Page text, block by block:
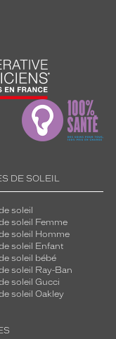
DE SOLEIL
soleil
soleil Femme
soleil Homme
soleil Enfant
soleil bébé
soleil Ray-Ban
soleil Gucci
soleil Oakley